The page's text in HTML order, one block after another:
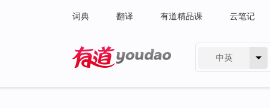
词典 翻译 有道精品课 云笔记
中英